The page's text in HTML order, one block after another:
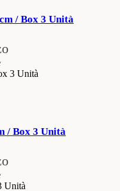
/ Box 3 Unità
/ Box 3 Unità